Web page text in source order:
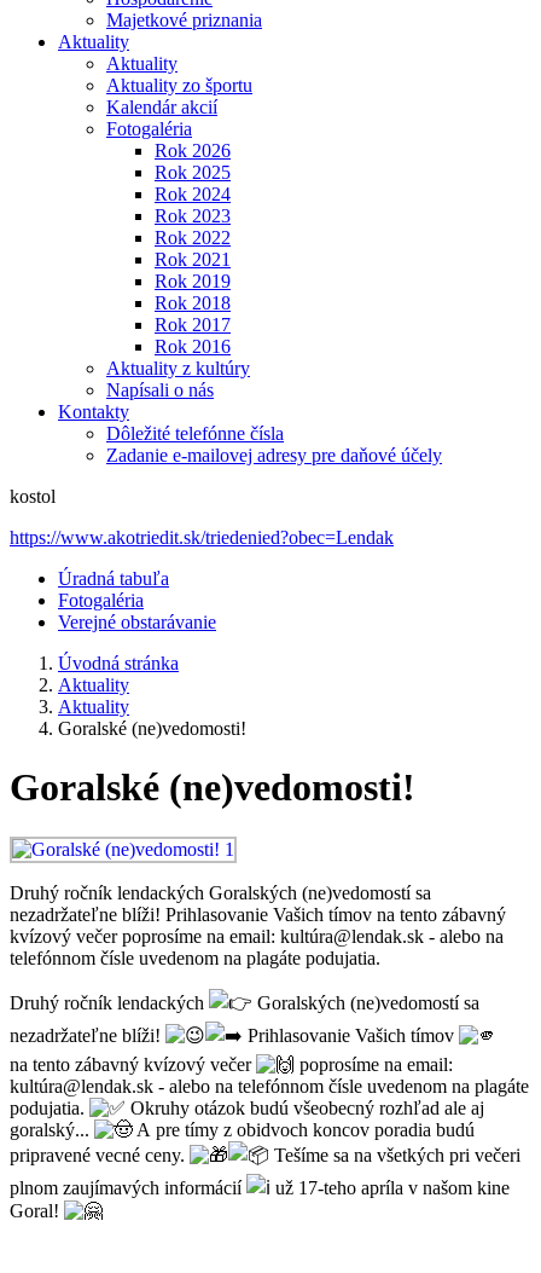
Majetkové priznania
Aktuality
Aktuality
Aktuality zo športu
Kalendár akcií
Fotogaléria
Rok 2026
Rok 2025
Rok 2024
Rok 2023
Rok 2022
Rok 2021
Rok 2019
Rok 2018
Rok 2017
Rok 2016
Aktuality z kultúry
Napísali o nás
Kontakty
Dôležité telefónne čísla
Zadanie e-mailovej adresy pre daňové účely
kostol
https://www.akotriedit.sk/triedenied?obec=Lendak
Úradná tabuľa
Fotogaléria
Verejné obstarávanie
Úvodná stránka
Aktuality
Aktuality
Goralské (ne)vedomosti!
Goralské (ne)vedomosti!
Druhý ročník lendackých Goralských (ne)vedomostí sa
nezadržateľne blíži! Prihlasovanie Vašich tímov na tento zábavný
kvízový večer poprosíme na email: kultúra@lendak.sk - alebo na
telefónnom čísle uvedenom na plagáte podujatia.
Druhý ročník lendackých
Goralských (ne)vedomostí sa
nezadržateľne blíži!
Prihlasovanie Vašich tímov
na tento zábavný kvízový večer
poprosíme na email:
kultúra@lendak.sk - alebo na telefónnom čísle uvedenom na plagáte
podujatia.
Okruhy otázok budú všeobecný rozhľad ale aj
goralský...
A pre tímy z obidvoch koncov poradia budú
pripravené vecné ceny.
Tešíme sa na všetkých pri večeri
plnom zaujímavých informácií
už 17-teho apríla v našom kine
Goral!